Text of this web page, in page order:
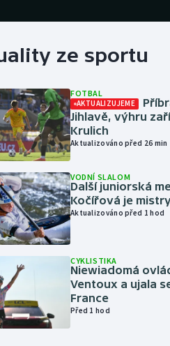
ze sportu
FOTBAL
AKTUALIZUJEME
Jihlavě, výhru
Krulich
Aktualizováno před 26 min
VODNÍ SLALOM
Další juniorská
Kočířová je
Aktualizováno před 1 hod
CYKLISTIKA
Niewiadomá
Ventoux a ujala
France
Před 1 hod